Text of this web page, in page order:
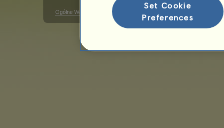
Ogólne Warunki Użytkowania Warunki
Set Cookie
Preferences